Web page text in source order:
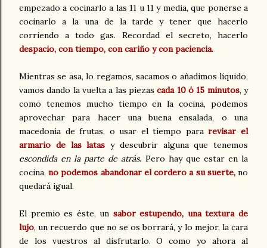
empezado a cocinarlo a las 11 u 11 y media, que ponerse a
cocinarlo a la una de la tarde y tener que hacerlo
corriendo a todo gas. Recordad el secreto, hacerlo
despacio, con tiempo, con cariño y con paciencia.
Mientras se asa, lo regamos, sacamos o añadimos líquido,
vamos dando la vuelta a las piezascada 10 ó 15 minutos, y
como tenemos mucho tiempo en la cocina, podemos
aprovechar para hacer una buena ensalada, o una
macedonia de frutas, o usar el tiempo pararevisar el
armario de las latas y descubrir alguna que tenemos
escondida en la parte de atrás. Pero hay que estar en la
cocina,no podemos abandonar el cordero a su suerte,no
quedará igual.
El premio es éste, un sabor estupendo, una textura de
lujo, un recuerdo que no se os borrará, y lo mejor, la cara
de los vuestros al disfrutarlo. O como yo ahora al